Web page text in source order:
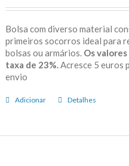
Bolsa com diverso material
primeiros socorros ideal para
bolsas ou armários. Os
taxa de 23%. Acresce 5 euros
envio
Adicionar Detalhes